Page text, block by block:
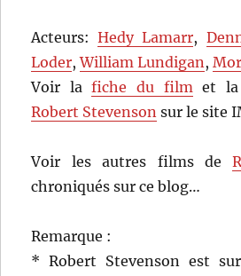
Acteurs:Hedy Lamarr,
Loder,William Lundigan,
Voir lafiche du filmet la
Robert Stevenson sur le site
Voir les autres films de
chroniqués sur ce blog…
Remarque :
* Robert Stevenson est